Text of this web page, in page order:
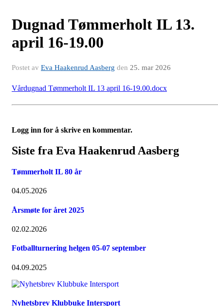
Dugnad Tømmerholt IL 13.
april 16-19.00
Postet av Eva Haakenrud Aasberg den 25. mar 2026
Vårdugnad Tømmerholt IL 13 april 16-19.00.docx
Logg inn for å skrive en kommentar.
Siste fra Eva Haakenrud Aasberg
Tømmerholt IL 80 år
04.05.2026
Årsmøte for året 2025
02.02.2026
Fotballturnering helgen 05-07 september
04.09.2025
Nyhetsbrev Klubbuke Intersport